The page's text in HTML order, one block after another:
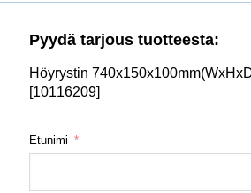
Pyydä tarjous tuotteesta:
Höyrystin
[10116209]
Etunimi